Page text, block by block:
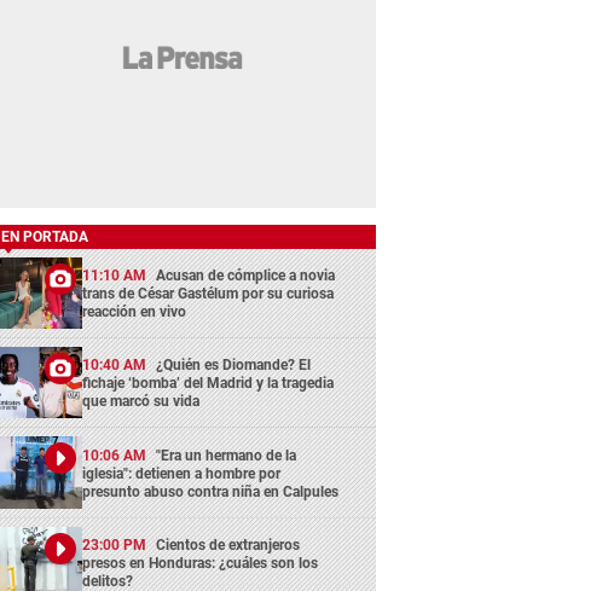
EN PORTADA
11:10 AM Acusan de cómplice a novia
trans de César Gastélum por su curiosa
reacción en vivo
10:40 AM ¿Quién es Diomande? El
fichaje ‘bomba’ del Madrid y la tragedia
que marcó su vida
10:06 AM "Era un hermano de la
iglesia": detienen a hombre por
presunto abuso contra niña en Calpules
23:00 PM Cientos de extranjeros
presos en Honduras: ¿cuáles son los
delitos?